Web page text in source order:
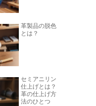
革製品の脱色
とは？
セミアニリン
仕上げとは？
革の仕上げ方
法のひとつ